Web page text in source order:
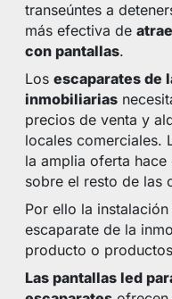
transeúntes a
más efectiva de
con pantallas.
Losescaparates de
inmobiliarias
precios de venta y
locales comerciales.
la amplia oferta
sobre el resto de las
Por ello la
escaparate de la
producto o
Las pantallas led